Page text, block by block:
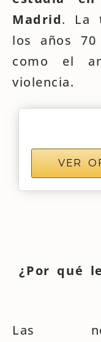
Madrid. La
los años
como el
violencia.
VER
¿Por qué
Las